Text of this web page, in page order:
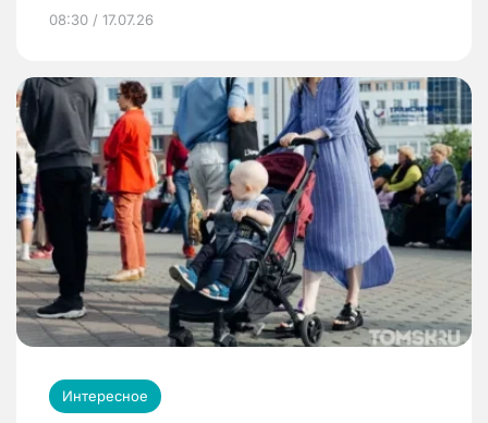
08:30 / 17.07.26
Интересное